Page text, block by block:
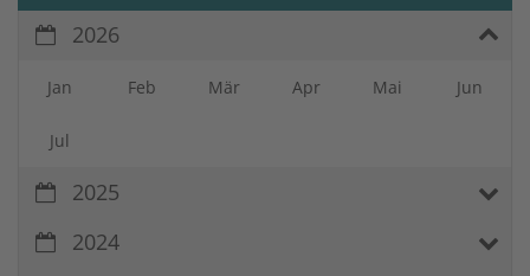
2026
Jan Feb Mär Apr Mai Jun
Jul
2025
2024